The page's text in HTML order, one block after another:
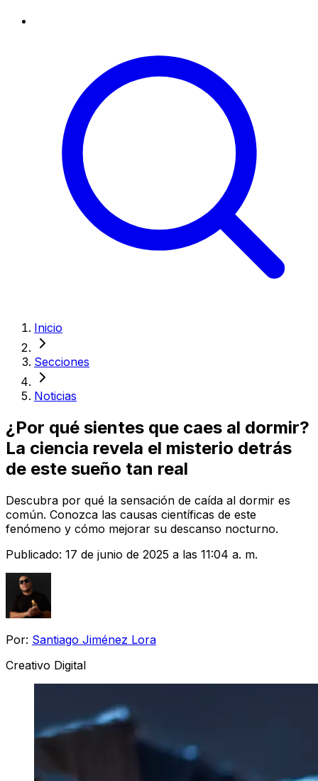
Inicio
Secciones
Noticias
¿Por qué sientes que caes al dormir?
La ciencia revela el misterio detrás
de este sueño tan real
Descubra por qué la sensación de caída al dormir es
común. Conozca las causas científicas de este
fenómeno y cómo mejorar su descanso nocturno.
Publicado: 17 de junio de 2025 a las 11:04 a. m.
Por: Santiago Jiménez Lora
Creativo Digital